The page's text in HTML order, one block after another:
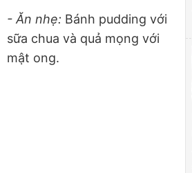
- Ăn nhẹ: Bánh pudding với
sữa chua và quả mọng với
mật ong.